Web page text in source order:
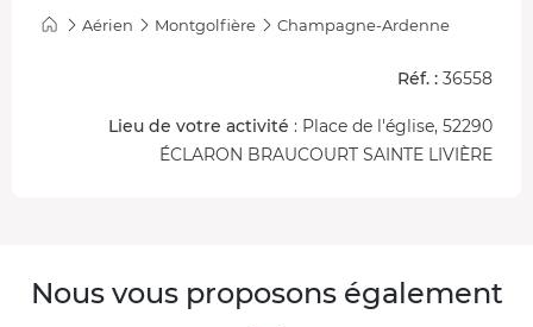
presque suspendue dans le paysage.
Aérien Montgolfière Champagne-Ardenne
Réf. : 36558
Lieu de votre activité : Place de l'église, 52290
ÉCLARON BRAUCOURT SAINTE LIVIÈRE
Nous vous proposons également